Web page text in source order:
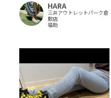
HARA
三井アウトレットパーク倉
敷店
福助